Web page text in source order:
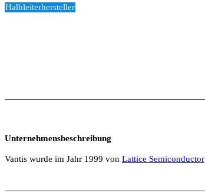
Halbleiterhersteller
Unternehmensbeschreibung
Vantis wurde im Jahr 1999 von Lattice Semiconductor